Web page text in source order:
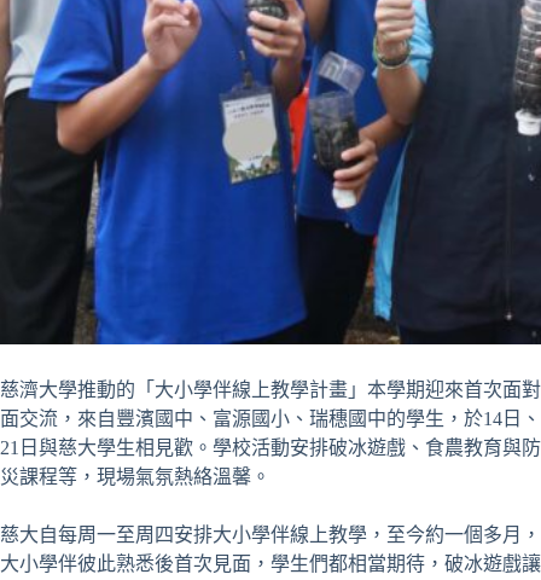
慈濟大學推動的「大小學伴線上教學計畫」本學期迎來首次面對
面交流，來自豐濱國中、富源國小、瑞穗國中的學生，於14日、
21日與慈大學生相見歡。學校活動安排破冰遊戲、食農教育與防
災課程等，現場氣氛熱絡溫馨。
慈大自每周一至周四安排大小學伴線上教學，至今約一個多月，
大小學伴彼此熟悉後首次見面，學生們都相當期待，破冰遊戲讓